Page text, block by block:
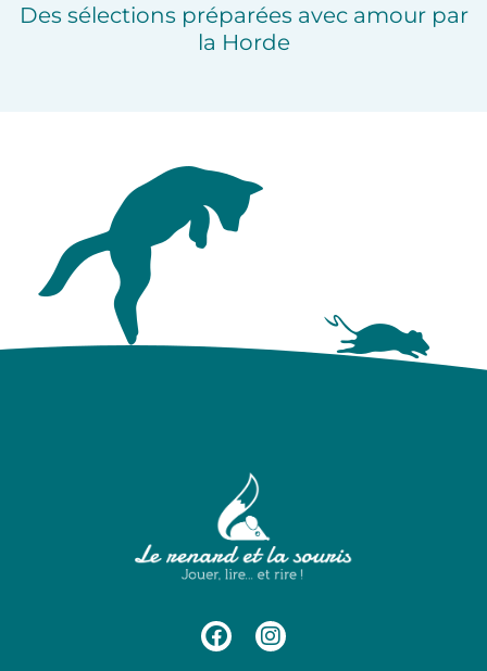
Des sélections préparées avec amour par
la Horde